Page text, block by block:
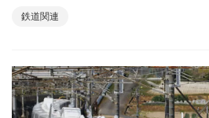
鉄道関連